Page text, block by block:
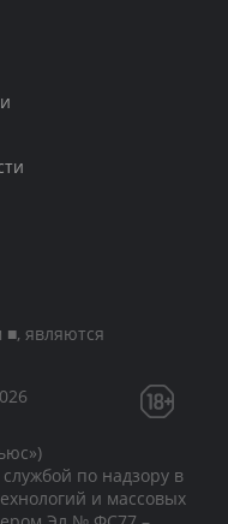
являются
по надзору в
и массовых